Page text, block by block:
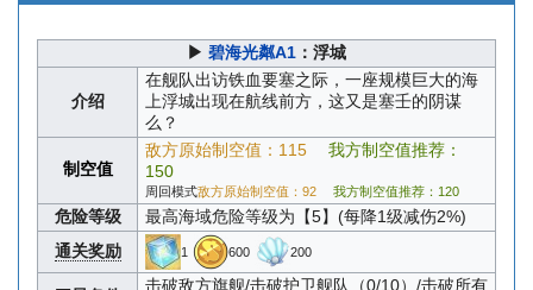
▶ 碧海光粼A1 ：浮城
介绍
在舰队出访铁血要塞之际，一座规模巨大的海
上浮城出现在航线前方，这又是塞壬的阴谋
么？
制空值
敌方原始制空值：115
我方制空值推荐：
150
周回模式敌方原始制空值：92 我方制空值推荐：120
危险等级
最高海域危险等级为【5】(每降1级减伤2%)
通关奖励
1 600 200
击破敌方旗舰/击破护卫舰队（0/10）/击破所有